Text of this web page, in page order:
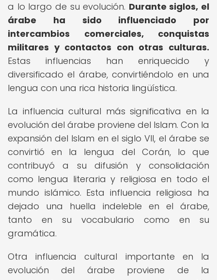
a lo largo de su evolución. Durante siglos, el
árabe ha sido influenciado por
intercambios comerciales, conquistas
militares y contactos con otras culturas.
Estas influencias han enriquecido y
diversificado el árabe, convirtiéndolo en una
lengua con una rica historia lingüística.
La influencia cultural más significativa en la
evolución del árabe proviene del Islam. Con la
expansión del Islam en el siglo VII, el árabe se
convirtió en la lengua del Corán, lo que
contribuyó a su difusión y consolidación
como lengua literaria y religiosa en todo el
mundo islámico. Esta influencia religiosa ha
dejado una huella indeleble en el árabe,
tanto en su vocabulario como en su
gramática.
Otra influencia cultural importante en la
evolución del árabe proviene de la